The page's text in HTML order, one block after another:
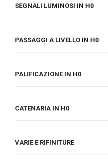
SEGNALI LUMINOSI IN H0
PASSAGGI A LIVELLO IN H0
PALIFICAZIONE IN H0
CATENARIA IN H0
VARIE E RIFINITURE